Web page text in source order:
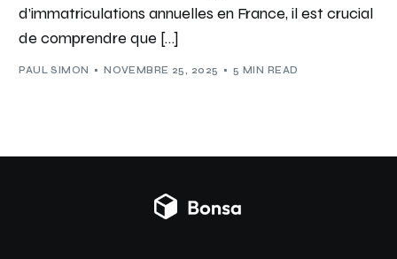
d’immatriculations annuelles en France, il est crucial
de comprendre que […]
PAUL SIMON NOVEMBRE 25, 2025 5 MIN READ